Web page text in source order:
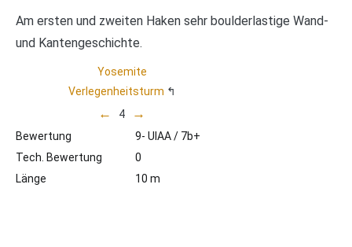
Am ersten und zweiten Haken sehr boulderlastige Wand-
und Kantengeschichte.
Yosemite
Verlegenheitsturm
← 4 →
Bewertung
9- UIAA / 7b+
Tech. Bewertung
0
Länge
10 m